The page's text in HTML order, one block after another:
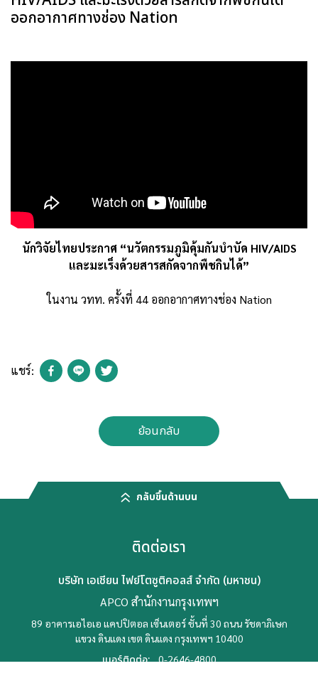
ออกอากาศทางช่อง Nation
นักวิจัยไทยประกาศ “นวัตกรรมภูมิคุ้มกันบำบัด HIV/AIDS
และมะเร็งด้วยสารสกัดจากพืชกินได้”
ในงาน วทท. ครั้งที่ 44 ออกอากาศทางช่อง Nation
ย้อนกลับ
แชร์:
กลับขึ้นด้านบน
ติดต่อเรา
บริษัท เอเชียน ไฟย์โตซูติคอลส์ จำกัด (มหาชน)
APCO สำนักงานกรุงเทพฯ
89 อาคารเอไอเอ แคปปิตอล เซ็นเตอร์ ชั้นที่ 30 ถนน รัชดาภิเษก
แขวง ดินแดง เขต ดินแดง กรุงเทพฯ 10400
เบอร์ติดต่อ: 0-2646-4800